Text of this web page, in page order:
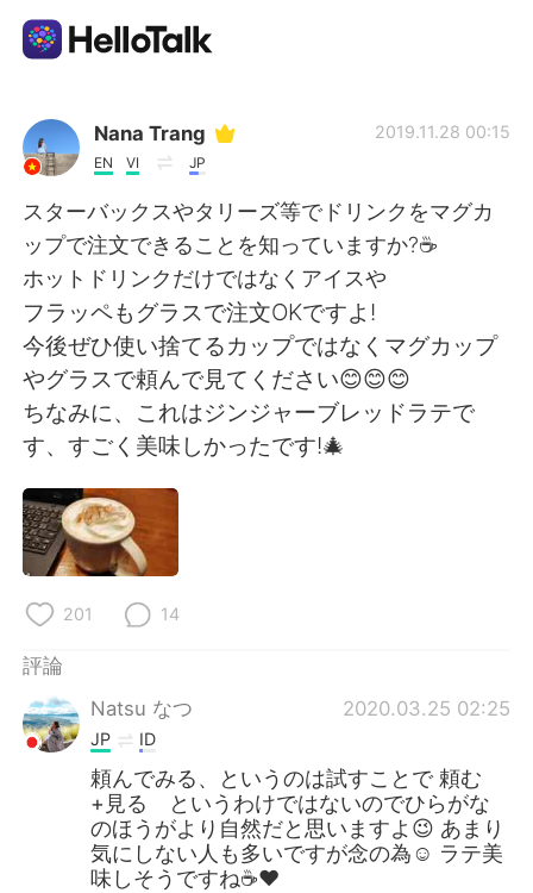
語言交換應用
AI Grammar Checker
繁體中文
English 简体中文
Español العربية
日本語
Indonesia
Türkçe
Português
Nana Trang
EN VI JP
2019.11.28 00:15
スターバックスやタリーズ等でドリンクをマグカ
ップで注文できることを知っていますか?☕
ホットドリンクだけではなくアイスや
フラッペもグラスで注文OKですよ!
今後ぜひ使い捨てるカップではなくマグカップ
やグラスで頼んで見てください😊😊😊
ちなみに、これはジンジャーブレッドラテで
す、すごく美味しかったです!🎄
201 14
評論
Natsu なつ
2020.03.25 02:25
JP ID
頼んでみる、というのは試すことで 頼む
+見る というわけではないのでひらがな
のほうがより自然だと思いますよ😉 あまり
気にしない人も多いですが念の為☺️ ラテ美
味しそうですね☕♥